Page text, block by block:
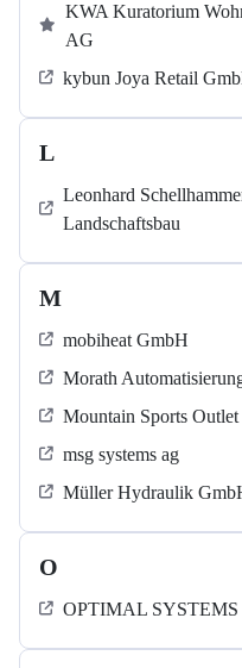
KWA Kuratorium
AG
kybun Joya Retail
L
Leonhard
Landschaftsbau
M
mobiheat GmbH
Morath
Mountain Sports
msg systems ag
Müller Hydraulik
O
OPTIMAL SYSTEMS